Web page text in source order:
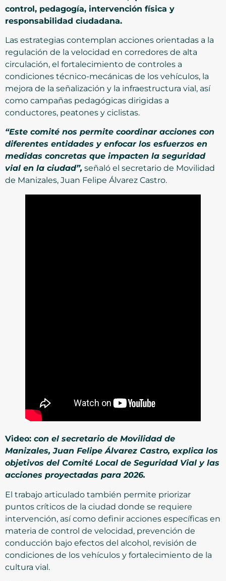
control, pedagogía, intervención física y
responsabilidad ciudadana.
Las estrategias contemplan acciones orientadas a la
regulación de la velocidad en corredores de alta
circulación, el fortalecimiento de controles a
condiciones técnico-mecánicas de los vehículos, la
mejora de la señalización y la infraestructura vial, así
como campañas pedagógicas dirigidas a
conductores, peatones y ciclistas.
“Este comité nos permite coordinar acciones con
diferentes entidades y enfocar los esfuerzos en
medidas concretas que impacten la seguridad
vial en la ciudad”, señaló el secretario de Movilidad
de Manizales, Juan Felipe Álvarez Castro.
Video: con el secretario de Movilidad de
Manizales, Juan Felipe Álvarez Castro, explica los
objetivos del Comité Local de Seguridad Vial y las
acciones proyectadas para 2026.
El trabajo articulado también permite priorizar
puntos críticos de la ciudad donde se requiere
intervención, así como definir acciones específicas en
materia de control de velocidad, prevención de
conducción bajo efectos del alcohol, revisión de
condiciones de los vehículos y fortalecimiento de la
cultura vial.